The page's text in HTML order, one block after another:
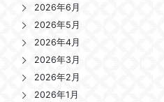
2026年6月
2026年5月
2026年4月
2026年3月
2026年2月
2026年1月